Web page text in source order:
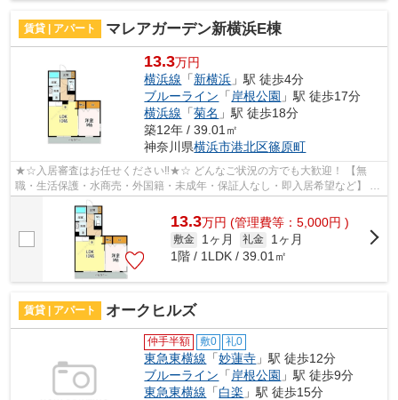
賃貸 | アパート マレアガーデン新横浜E棟
13.3万円
横浜線 「新横浜 」駅 徒歩4分
ブルーライン 「 岸根公園 」駅 徒歩17分
横浜線 「菊名 」駅 徒歩18分
築12年 / 39.01㎡
神奈川県横浜市港北区篠原町
★☆入居審査はお任せください‼★☆ どんなご状況の方でも大歓迎！ 【無
職・生活保護・水商売・外国籍・未成年・保証人なし・即入居希望など】 ネ
ット非公開の物件からもお探し致します‼ ...
13.3万円 (管理費等：5,000円 )
敷金 1ヶ月 礼金
1ヶ月
1階 / 1LDK / 39.01㎡
賃貸 | アパート オークヒルズ
仲手半額 敷0 礼0
東急東横線 「妙蓮寺 」駅 徒歩12分
ブルーライン 「 岸根公園 」駅 徒歩9分
東急東横線 「白楽 」駅 徒歩15分